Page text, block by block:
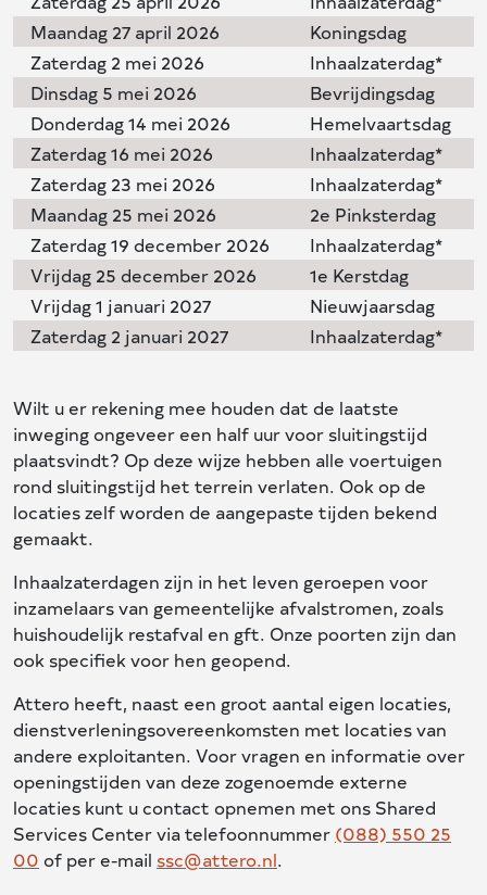
Maandag 27 april 2026
Koningsdag
Zaterdag 2 mei 2026
Inhaalzaterdag*
Dinsdag 5 mei 2026
Bevrijdingsdag
Donderdag 14 mei 2026
Hemelvaartsdag
Zaterdag 16 mei 2026
Inhaalzaterdag*
Zaterdag 23 mei 2026
Inhaalzaterdag*
Maandag 25 mei 2026
2e Pinksterdag
Zaterdag 19 december 2026
Inhaalzaterdag*
Vrijdag 25 december 2026
1e Kerstdag
Vrijdag 1 januari 2027
Nieuwjaarsdag
Zaterdag 2 januari 2027
Inhaalzaterdag*
Wilt u er rekening mee houden dat de laatste
inweging ongeveer een half uur voor sluitingstijd
plaatsvindt? Op deze wijze hebben alle voertuigen
rond sluitingstijd het terrein verlaten. Ook op de
locaties zelf worden de aangepaste tijden bekend
gemaakt.
Inhaalzaterdagen zijn in het leven geroepen voor
inzamelaars van gemeentelijke afvalstromen, zoals
huishoudelijk restafval en gft. Onze poorten zijn dan
ook specifiek voor hen geopend.
Attero heeft, naast een groot aantal eigen locaties,
dienstverleningsovereenkomsten met locaties van
andere exploitanten. Voor vragen en informatie over
openingstijden van deze zogenoemde externe
locaties kunt u contact opnemen met ons Shared
Services Center via telefoonnummer (088) 550 25
00 of per e-mail ssc@attero.nl.